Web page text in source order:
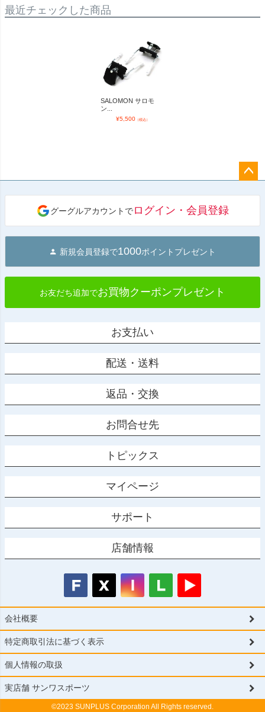
最近チェックした商品
SALOMON サロモ
ン...
¥5,500（税込）
へ
グーグルアカウントでログイン・会員登録
新規会員登録で1000ポイントプレゼント
お友だち追加でお買物クーポンプレゼント
お支払い
配送・送料
返品・交換
お問合せ先
トピックス
マイページ
サポート
店舗情報
会社概要
特定商取引法に基づく表示
個人情報の取扱
実店舗 サンワスポーツ
©2023 SUNPLUS Corporation All Rights reserved.